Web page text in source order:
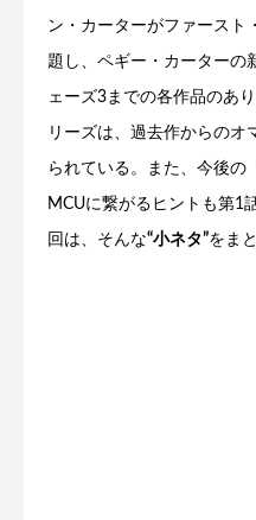
ン・カーターがファースト
題し、ペギー・カーターの
ェーズ3までの各作品のあ
リーズは、過去作からのオ
られている。また、今後
MCUに繋がるヒントも第1
回は、そんな“小ネタ”をま